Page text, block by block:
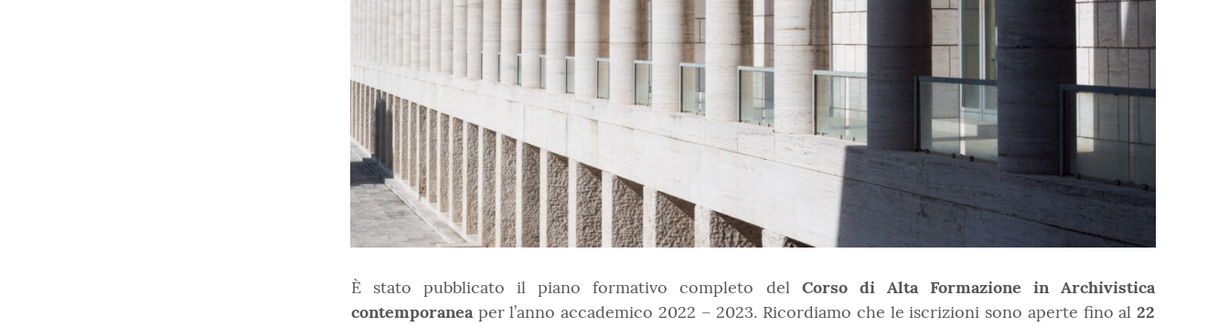
È stato pubblicato il piano formativo completo del Corso di Alta Formazione in Archivistica
contemporaneaper l’anno accademico 2022 – 2023. Ricordiamo che le iscrizioni sono aperte fino al 22